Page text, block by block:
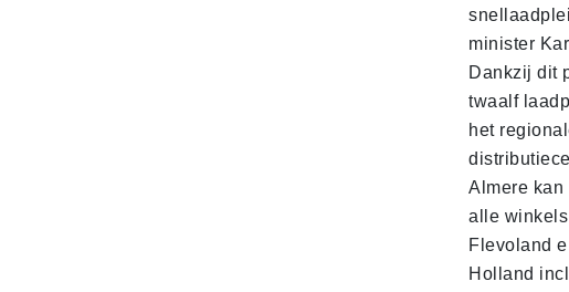
minister
Dankzij dit
twaalf
het
Almere
alle
Flevoland
Holland